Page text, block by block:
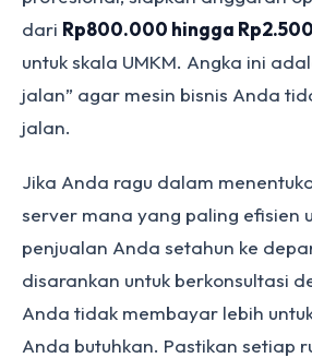
dari Rp800.000 hingga
untuk skala UMKM. Angka ini
jalan” agar mesin bisnis Anda
jalan.
Jika Anda ragu dalam
server mana yang paling efisien
penjualan Anda setahun ke
disarankan untuk berkonsultasi
Anda tidak membayar lebih
Anda butuhkan. Pastikan setiap